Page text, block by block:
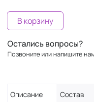
В корзину
Остались вопросы?
Позвоните или напишите
Описание Состав